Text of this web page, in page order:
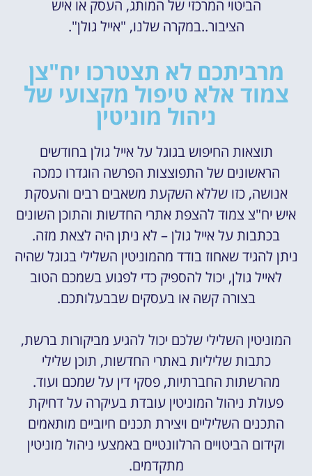
הביטוי המרכזי של המותג, העסק או איש
הציבור..במקרה שלנו, "אייל גולן".
מרביתכם לא תצטרכו יח"צן
צמוד אלא טיפול מקצועי של
ניהול מוניטין
תוצאות החיפוש בגוגל על אייל גולן בחודשים
הראשונים של התפוצצות הפרשה הוגדרו כמכה
אנושה, כזו שללא השקעת משאבים רבים והעסקת
איש יח"צ צמוד להצפת אתרי החדשות והתוכן השונים
בכתבות על אייל גולן – לא ניתן היה לצאת מזה.
ניתן להגיד שאחוז בודד מהמוניטין השלילי בגוגל שהיה
לאייל גולן, יכול להספיק כדי לפגוע בשמכם הטוב
בצורה קשה או בעסקים שבבעלותכם.
המוניטין השלילי שלכם יכול להגיע מביקורות ברשת,
כתבות שליליות באתרי החדשות, תוכן שלילי
מהרשתות החברתיות, פסקי דין על שמכם ועוד.
פעולת ניהול המוניטין עובדת בעיקרה על דחיקת
התכנים השליליים ויצירת תכנים חיוביים מותאמים
וקידום הביטויים הרלוונטיים באמצעי ניהול מוניטין
מתקדמים.